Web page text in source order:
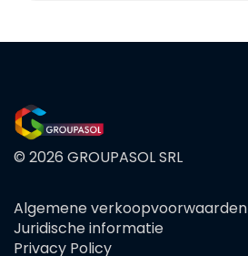
© 2026 GROUPASOL SRL
FOOTER
MENU
Algemene verkoopvoorwaarden
Juridische informatie
Privacy Policy